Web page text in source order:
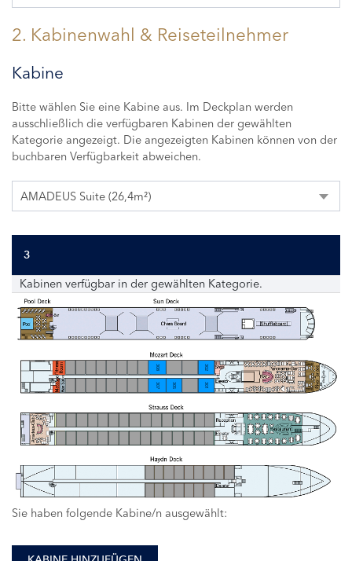
2. Kabinenwahl & Reiseteilnehmer
Kabine
Bitte wählen Sie eine Kabine aus. Im Deckplan werden
ausschließlich die verfügbaren Kabinen der gewählten
Kategorie angezeigt. Die angezeigten Kabinen können von der
buchbaren Verfügbarkeit abweichen.
AMADEUS Suite (26,4m²)
3
Kabinen verfügbar in der gewählten Kategorie.
301
302
305
307
308
Sie haben folgende Kabine/n ausgewählt: